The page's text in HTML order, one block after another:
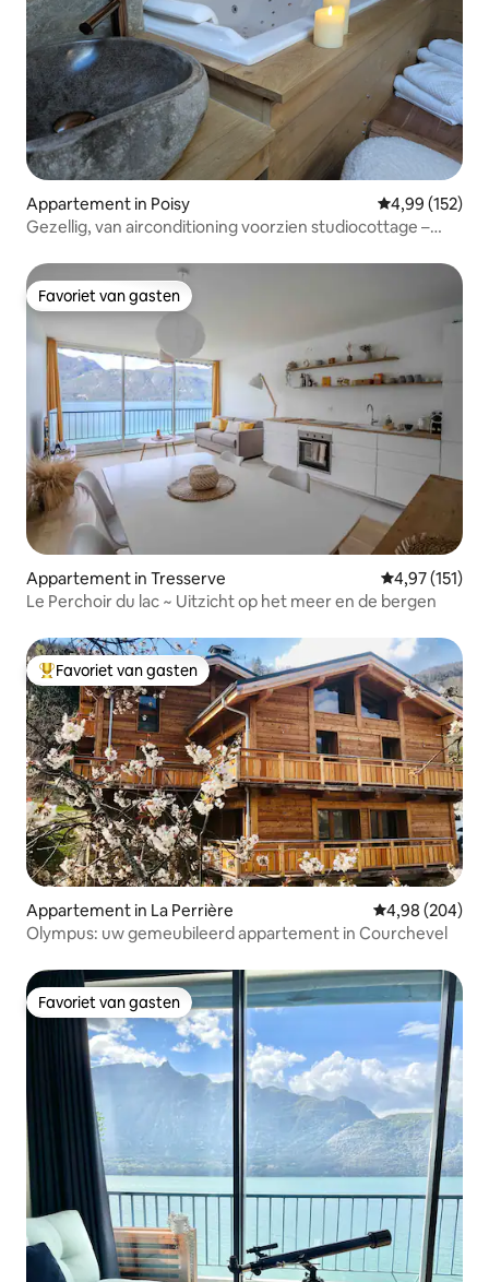
Appartement in Poisy Gemiddelde
4,99 (152)
Gezellig, van airconditioning voorzien studiocottage –
Favoriet van gasten
Favoriet van gasten
Appartement in Tresserve Gemiddelde
4,97 (151)
Le Perchoir du lac ~ Uitzicht op het meer en de bergen
Topfavoriet van gasten
Favoriet van gasten
Appartement in La Perrière Gemiddelde
4,98 (204)
Olympus: uw gemeubileerd appartement in Courchevel
Favoriet van gasten
Favoriet van gasten